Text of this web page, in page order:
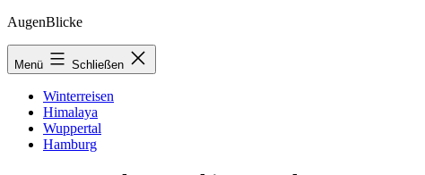
Zum
springen
AugenBlicke
Menü Schließen
Winterreisen
Himalaya
Wuppertal
Hamburg